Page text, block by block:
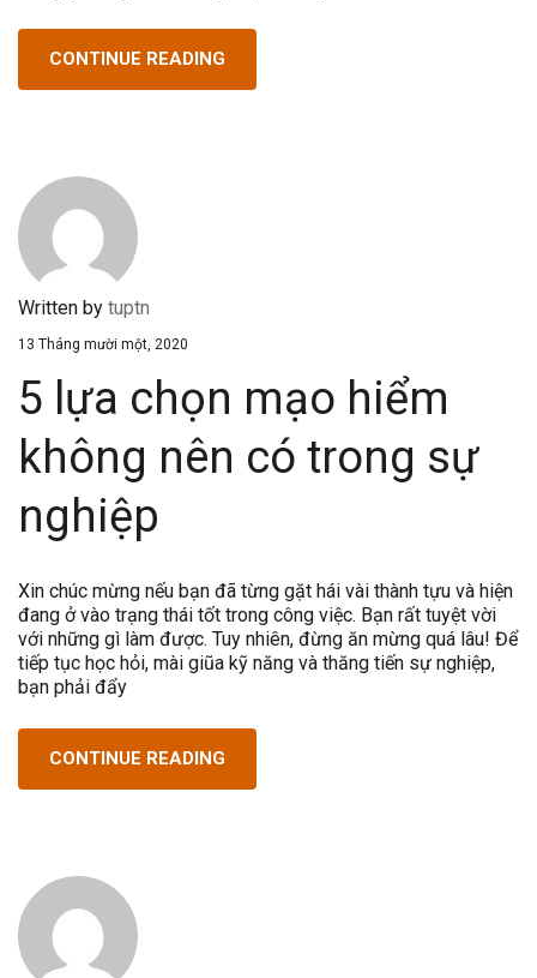
CONTINUE READING
Written by tuptn
13 Tháng mười một, 2020
5 lựa chọn mạo hiểm
không nên có trong sự
nghiệp
Xin chúc mừng nếu bạn đã từng gặt hái vài thành tựu và hiện
đang ở vào trạng thái tốt trong công việc. Bạn rất tuyệt vời
với những gì làm được. Tuy nhiên, đừng ăn mừng quá lâu! Để
tiếp tục học hỏi, mài giũa kỹ năng và thăng tiến sự nghiệp,
bạn phải đẩy
CONTINUE READING